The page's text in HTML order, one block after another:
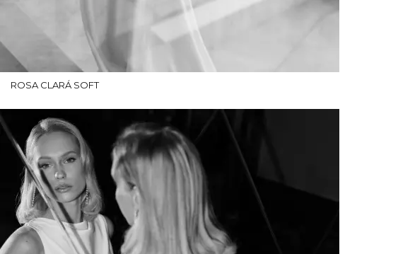
ROSA CLARÁ SOFT